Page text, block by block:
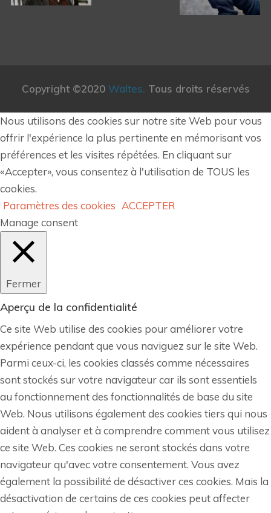
Copyright ©2020 Waltes. Tous droits réservés
Nous utilisons des cookies sur notre site Web pour vous
offrir l'expérience la plus pertinente en mémorisant vos
préférences et les visites répétées. En cliquant sur
«Accepter», vous consentez à l'utilisation de TOUS les
cookies.
Paramètres des cookies ACCEPTER
Manage consent
Fermer
Aperçu de la confidentialité
Ce site Web utilise des cookies pour améliorer votre
expérience pendant que vous naviguez sur le site Web.
Parmi ceux-ci, les cookies classés comme nécessaires
sont stockés sur votre navigateur car ils sont essentiels
au fonctionnement des fonctionnalités de base du site
Web. Nous utilisons également des cookies tiers qui nous
aident à analyser et à comprendre comment vous utilisez
ce site Web. Ces cookies ne seront stockés dans votre
navigateur qu'avec votre consentement. Vous avez
également la possibilité de désactiver ces cookies. Mais la
désactivation de certains de ces cookies peut affecter